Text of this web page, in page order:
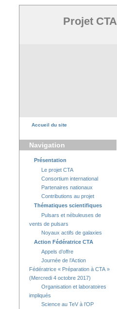
Projet CTA
Accueil du site
Navigation
Présentation
Le projet CTA
Consortium international
Partenaires nationaux
Contributions au projet
Thématiques scientifiques
Pulsars et nébuleuses de
vents de pulsars
Noyaux actifs de galaxies
Action Fédératrice CTA
Appels d’offre
Journée de l’Action
Fédératrice « Préparation à CTA »
(Mercredi 4 octobre 2017)
Organisation et laboratoires
impliqués
Science au TeV à l’OP